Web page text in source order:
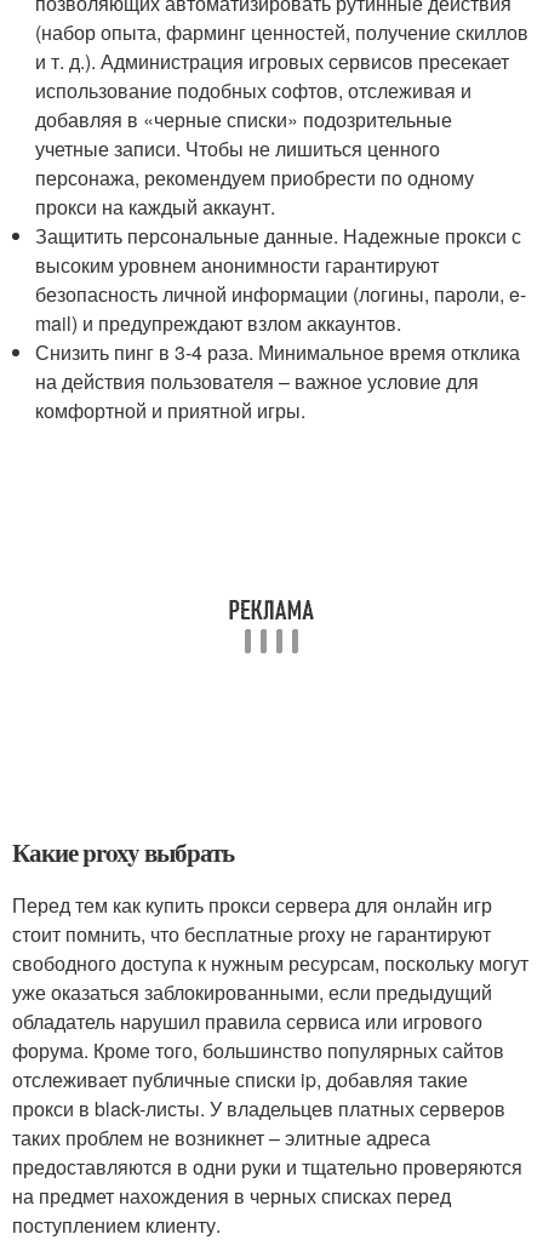
(набор опыта, фарминг ценностей, получение скиллов
и т. д.). Администрация игровых сервисов пресекает
использование подобных софтов, отслеживая и
добавляя в «черные списки» подозрительные
учетные записи. Чтобы не лишиться ценного
персонажа, рекомендуем приобрести по одному
прокси на каждый аккаунт.
Защитить персональные данные. Надежные прокси с
высоким уровнем анонимности гарантируют
безопасность личной информации (логины, пароли, e-
mail) и предупреждают взлом аккаунтов.
Снизить пинг в 3-4 раза. Минимальное время отклика
на действия пользователя – важное условие для
комфортной и приятной игры.
Какие proxy выбрать
Перед тем как купить прокси сервера для онлайн игр
стоит помнить, что бесплатные proxy не гарантируют
свободного доступа к нужным ресурсам, поскольку могут
уже оказаться заблокированными, если предыдущий
обладатель нарушил правила сервиса или игрового
форума. Кроме того, большинство популярных сайтов
отслеживает публичные списки ip, добавляя такие
прокси в black-листы. У владельцев платных серверов
таких проблем не возникнет – элитные адреса
предоставляются в одни руки и тщательно проверяются
на предмет нахождения в черных списках перед
поступлением клиенту.